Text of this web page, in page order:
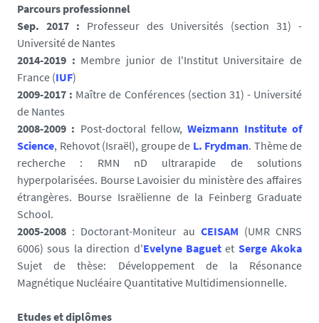
Parcours professionnel
Sep. 2017 : Professeur des Universités (section 31) -
Université de Nantes
2014-2019 : Membre junior de l'Institut Universitaire de
France (IUF)
2009-2017 : Maître de Conférences (section 31) - Université
de Nantes
2008-2009 : Post-doctoral fellow,Weizmann Institute of
Science, Rehovot (Israël), groupe de L. Frydman. Thème de
recherche : RMN nD ultrarapide de solutions
hyperpolarisées. Bourse Lavoisier du ministère des affaires
étrangères. Bourse Israëlienne de la Feinberg Graduate
School.
2005-2008 : Doctorant-Moniteur au CEISAM (UMR CNRS
6006) sous la direction d'Evelyne Baguetet Serge Akoka
Sujet de thèse: Développement de la Résonance
Magnétique Nucléaire Quantitative Multidimensionnelle.
Etudes et diplômes